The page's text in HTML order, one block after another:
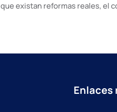
que existan reformas reales, el
Enlaces